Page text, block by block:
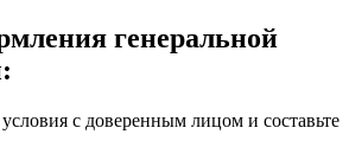
генеральной
с доверенным лицом и составьте